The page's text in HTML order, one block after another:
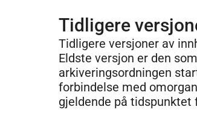
Tidligere
Tidligere versjoner av
Eldste versjon er den
arkiveringsordningen
forbindelse med
gjeldende på tidspunktet